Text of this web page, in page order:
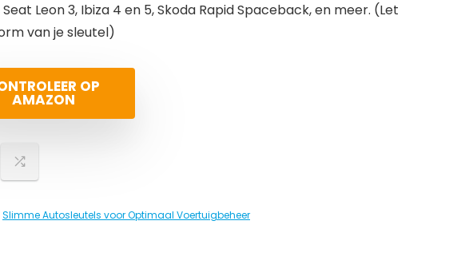
Leon 3, Ibiza 4 en 5, Skoda Rapid Spaceback, en meer. (Let
van je sleutel)
OP
AMAZON
Slimme Autosleutels voor Optimaal Voertuigbeheer